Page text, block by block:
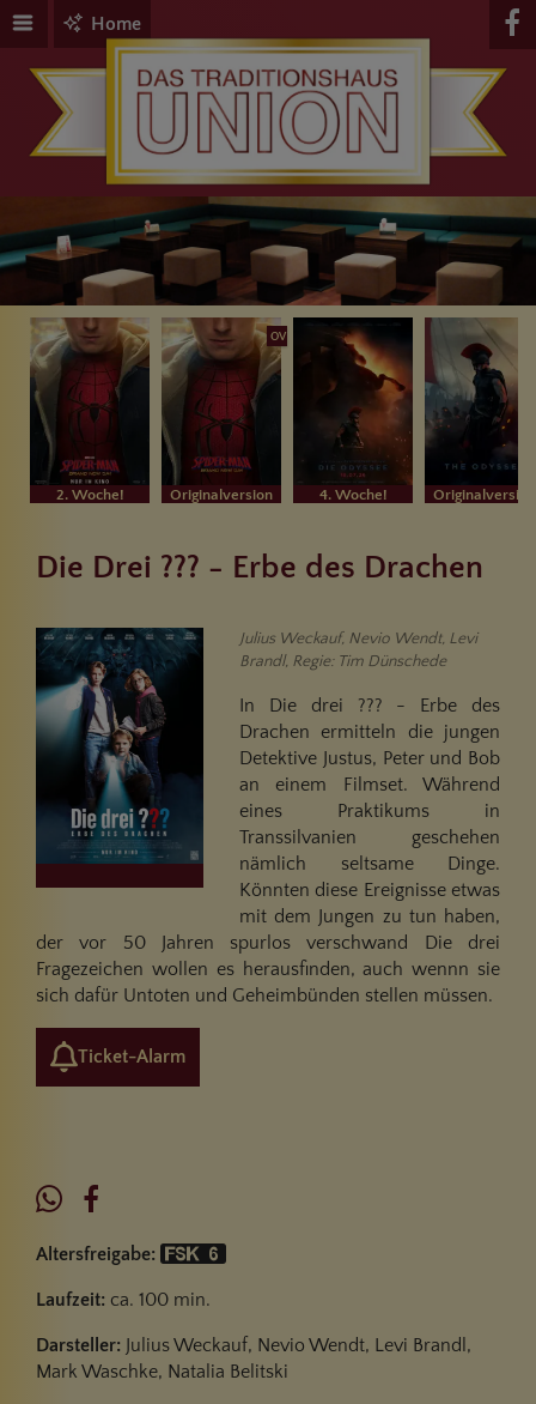
Home
2. Woche!
OV
Originalversion 4. Woche! Originalversion
Die Drei ??? - Erbe des Drachen
Julius Weckauf, Nevio Wendt, Levi
Brandl, Regie: Tim Dünschede
In Die drei ??? - Erbe des
Drachen ermitteln die jungen
Detektive Justus, Peter und Bob
an einem Filmset. Während
eines Praktikums in
Transsilvanien geschehen
nämlich seltsame Dinge.
Könnten diese Ereignisse etwas
mit dem Jungen zu tun haben,
der vor 50 Jahren spurlos verschwand Die drei
Fragezeichen wollen es herausfinden, auch wennn sie
sich dafür Untoten und Geheimbünden stellen müssen.
Ticket-Alarm
Altersfreigabe:
Laufzeit: ca. 100 min.
Darsteller: Julius Weckauf, Nevio Wendt, Levi Brandl,
Mark Waschke, Natalia Belitski